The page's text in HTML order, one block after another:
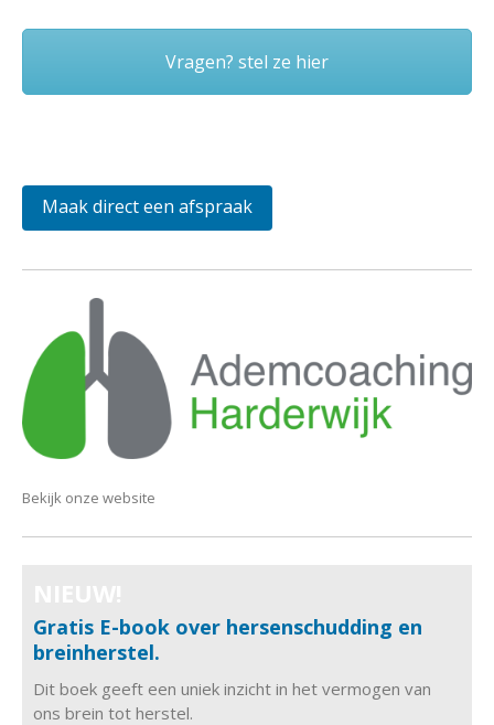
Vragen? stel ze hier
Maak direct een afspraak
Bekijk onze website
Gratis E-book over hersenschudding en
breinherstel.
Dit boek geeft een uniek inzicht in het vermogen van
ons brein tot herstel.